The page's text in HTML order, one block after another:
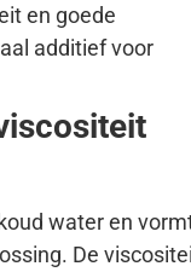
en goede
additief voor
water en
De